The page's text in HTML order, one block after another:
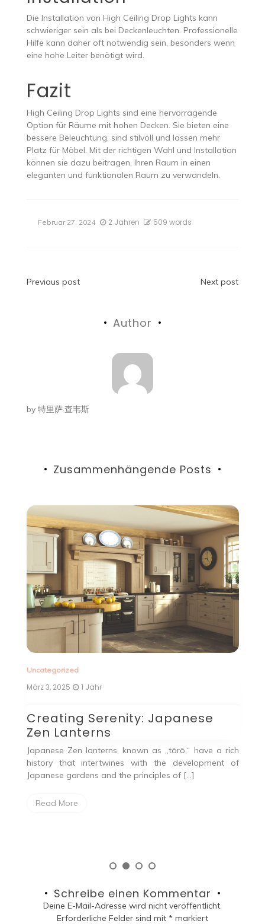
Die Installation von High Ceiling Drop Lights kann
schwieriger sein als bei Deckenleuchten. Professionelle
Hilfe kann daher oft notwendig sein, besonders wenn
eine hohe Leiter benötigt wird.
Fazit
High Ceiling Drop Lights sind eine hervorragende
Option für Räume mit hohen Decken. Sie bieten eine
bessere Beleuchtung, sind stilvoll und lassen mehr
Platz für Möbel. Mit der richtigen Wahl und Installation
können sie dazu beitragen, Ihren Raum in einen
eleganten und funktionalen Raum zu verwandeln.
Februar 27, 2024 2 Jahren 509 words
Beitragsnavigation
Previous post Next post
Author
by 特里萨·查韦斯
Zusammenhängende Posts
„tōrō,“ have a rich
development of
of […]
Juni 11, 2024
Handytasche mit
Praktisches Accessoire
unterwegs
Die Handytasche mit Geldbörse ist
praktisches Accessoire, das die
Schreibe einen Kommentar
Deine E-Mail-Adresse wird nicht veröffentlicht.
Erforderliche Felder sind mit * markiert